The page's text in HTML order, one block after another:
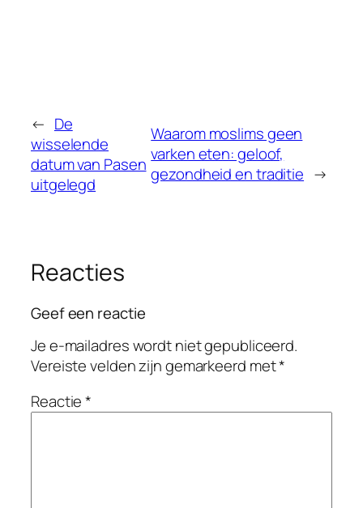
← De
wisselende
datum van Pasen
uitgelegd
Waarom moslims geen
varken eten: geloof,
gezondheid en traditie →
Reacties
Geef een reactie
Je e-mailadres wordt niet gepubliceerd.
Vereiste velden zijn gemarkeerd met*
Reactie*